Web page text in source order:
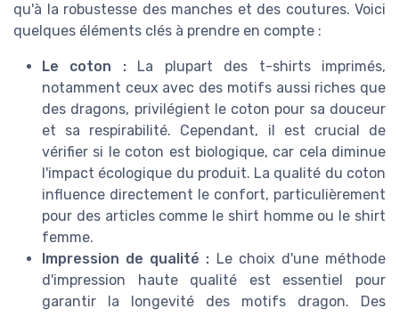
qu'à la robustesse des manches et des coutures. Voici
quelques éléments clés à prendre en compte :
Le coton :La plupart des t-shirts imprimés,
notamment ceux avec des motifs aussi riches que
des dragons, privilégient le coton pour sa douceur
et sa respirabilité. Cependant, il est crucial de
vérifier si le coton est biologique, car cela diminue
l'impact écologique du produit. La qualité du coton
influence directement le confort, particulièrement
pour des articles comme le shirt homme ou le shirt
femme.
Impression de qualité : Le choix d'une méthode
d'impression haute qualité est essentiel pour
garantir la longevité des motifs dragon. Des